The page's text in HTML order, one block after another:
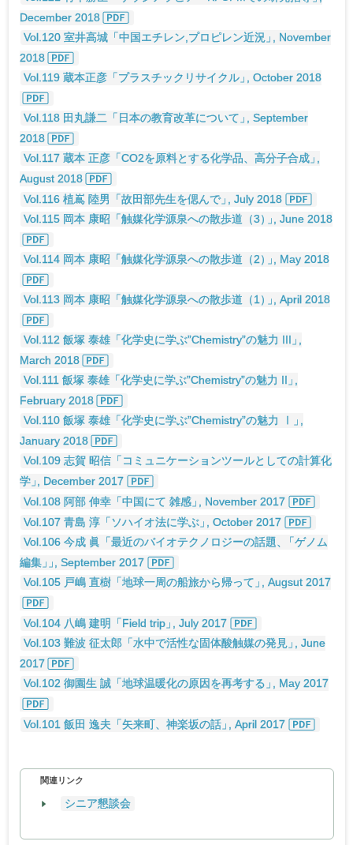
December 2018
Vol.120 室井高城「中国エチレン,プロピレン近況 」 , November
2018
Vol.119 蔵本正彦「プラスチックリサイクル 」 , October 2018
Vol.118 田丸謙二「日本の教育改革について 」 , September
2018
Vol.117 蔵本 正彦「CO2を原料とする化学品、高分子合成 」 ,
August 2018
Vol.116 植嶌 陸男「故田部先生を偲んで」 , July 2018
Vol.115 岡本 康昭「触媒化学源泉への散歩道（3） 」, June 2018
Vol.114 岡本 康昭「触媒化学源泉への散歩道（2） 」, May 2018
Vol.113 岡本 康昭「触媒化学源泉への散歩道（1） 」, April 2018
Vol.112 飯塚 泰雄「化学史に学ぶ”Chemistry”の魅力 III 」 ,
March 2018
Vol.111 飯塚 泰雄「化学史に学ぶ”Chemistry”の魅力 II
」 ,
February 2018
Vol.110 飯塚 泰雄「化学史に学ぶ”Chemistry”の魅力 Ⅰ
」 ,
January 2018
Vol.109 志賀 昭信「コミュニケーションツールとしての計算化
学」, December 2017
Vol.108 阿部 伸幸「中国にて 雑感 」 , November 2017
Vol.107 青島 淳「ソハイオ法に学ぶ 」 , October 2017
Vol.106 今成 眞「最近のバイオテクノロジーの話題、
「ゲノム
編集」 」, September 2017
Vol.105 戸嶋 直樹「地球一周の船旅から帰って 」 , Augsut 2017
Vol.104 八嶋 建明「Field trip 」 , July 2017
Vol.103 難波 征太郎「水中で活性な固体酸触媒の発見 」 , June
2017
Vol.102 御園生 誠「地球温暖化の原因を再考する 」 , May 2017
Vol.101 飯田 逸夫「矢来町、神楽坂の話 」 , April 2017
関連リンク
シニア懇談会